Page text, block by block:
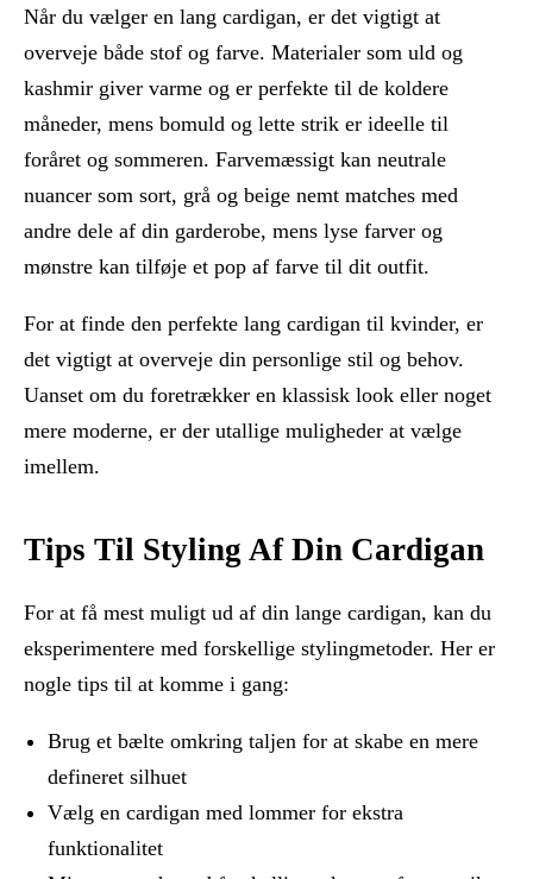
Når du vælger en lang cardigan, er det vigtigt at
overveje både stof og farve. Materialer som uld og
kashmir giver varme og er perfekte til de koldere
måneder, mens bomuld og lette strik er ideelle til
foråret og sommeren. Farvemæssigt kan neutrale
nuancer som sort, grå og beige nemt matches med
andre dele af din garderobe, mens lyse farver og
mønstre kan tilføje et pop af farve til dit outfit.
For at finde den perfekte lang cardigan til kvinder, er
det vigtigt at overveje din personlige stil og behov.
Uanset om du foretrækker en klassisk look eller noget
mere moderne, er der utallige muligheder at vælge
imellem.
Tips Til Styling Af Din Cardigan
For at få mest muligt ud af din lange cardigan, kan du
eksperimentere med forskellige stylingmetoder. Her er
nogle tips til at komme i gang:
Brug et bælte omkring taljen for at skabe en mere
defineret silhuet
Vælg en cardigan med lommer for ekstra
funktionalitet